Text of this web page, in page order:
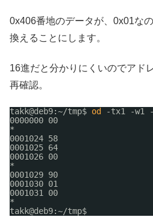
0x406番地のデータが、0x01な
換えることにします。
16進だと分かりにくいのでアド
再確認。
takk@deb9:~/tmp$ od -tx1 -w1
0000000 00
*
0001024 58
0001025 64
0001026 00
*
0001029 90
0001030 01
0001031 00
*
takk@deb9:~/tmp$